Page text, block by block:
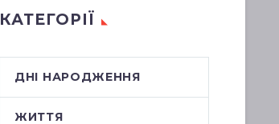
КАТЕГОРІЇ
ДНІ НАРОДЖЕННЯ
ЖИТТЯ